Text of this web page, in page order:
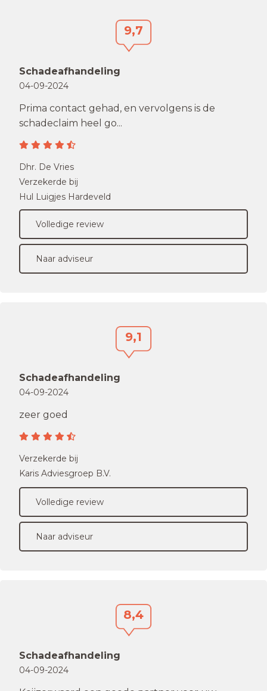
9,7
Schadeafhandeling
04-09-2024
Prima contact gehad, en vervolgens is de
schadeclaim heel go...
Dhr. De Vries
Verzekerde bij
Hul Luigjes Hardeveld
Volledige review
Naar adviseur
9,1
Schadeafhandeling
04-09-2024
zeer goed
Verzekerde bij
Karis Adviesgroep B.V.
Volledige review
Naar adviseur
8,4
Schadeafhandeling
04-09-2024